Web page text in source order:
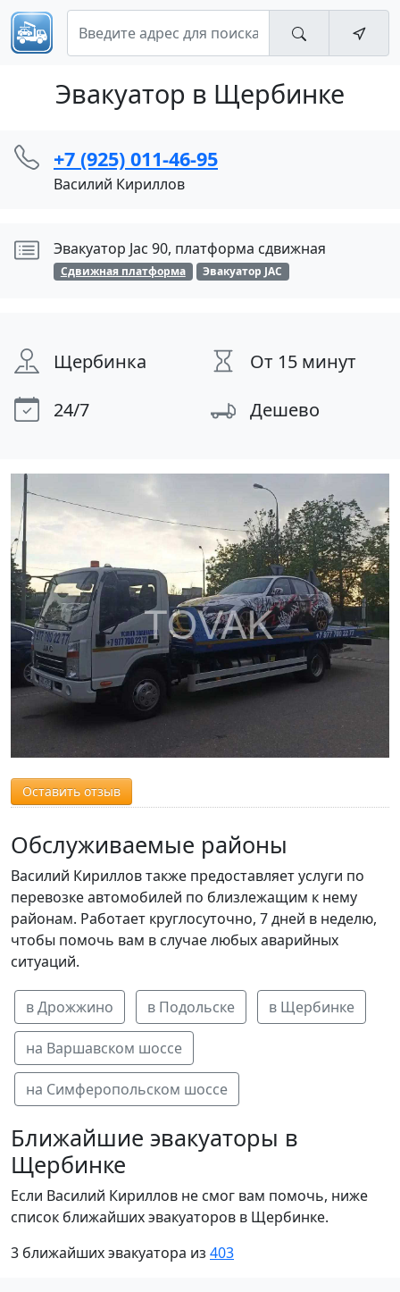
Эвакуатор в Щербинке
+7 (925) 011-46-95
Василий Кириллов
Эвакуатор Jac 90, платформа сдвижная
Сдвижная платформа Эвакуатор JAC
Щербинка
От 15 минут
24/7
Дешево
Оставить отзыв
Обслуживаемые районы
Василий Кириллов также предоставляет услуги по
перевозке автомобилей по близлежащим к нему
районам. Работает круглосуточно, 7 дней в неделю,
чтобы помочь вам в случае любых аварийных
ситуаций.
в Дрожжино в Подольске в Щербинке
на Варшавском шоссе
на Симферопольском шоссе
Ближайшие эвакуаторы в
Щербинке
Если Василий Кириллов не смог вам помочь, ниже
список ближайших эвакуаторов в Щербинке.
3 ближайших эвакуатора из 403